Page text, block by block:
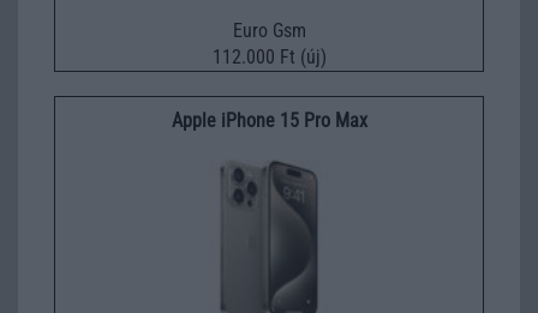
Euro Gsm
112.000 Ft (új)
Apple iPhone 15 Pro Max